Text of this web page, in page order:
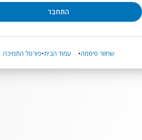
שחזור סיסמה עמוד הבית פורטל התמיכה